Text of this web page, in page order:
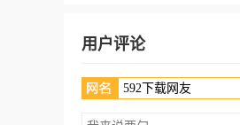
用户评论